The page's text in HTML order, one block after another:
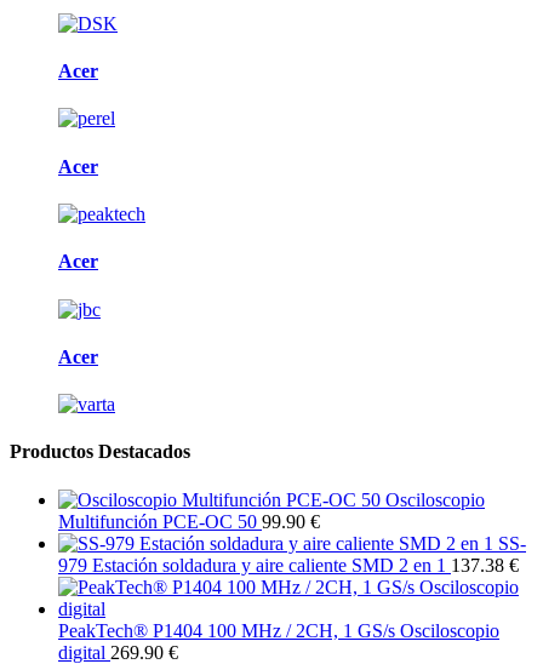
Acer
Acer
Acer
Acer
Productos Destacados
Osciloscopio
Multifunción PCE-OC 50 99.90 €
SS-
979 Estación soldadura y aire caliente SMD 2 en 1 137.38 €
PeakTech® P1404 100 MHz / 2CH, 1 GS/s Osciloscopio
digital 269.90 €